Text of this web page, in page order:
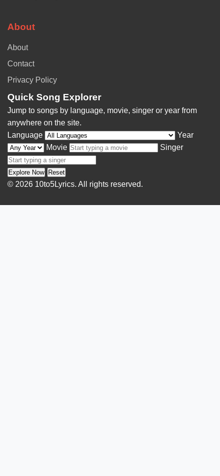
About
About
Contact
Privacy Policy
Quick Song Explorer
Jump to songs by language, movie, singer or year from
anywhere on the site.
Language
Year
Movie
Singer
Explore Now Reset
© 2026 10to5Lyrics. All rights reserved.